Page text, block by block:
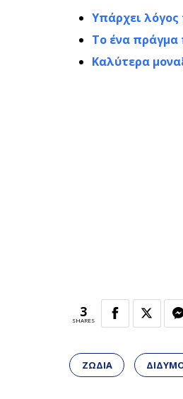
Υπάρχει λόγος
Το ένα πράγμα
Καλύτερα
3
SHARES
ΖΩΔΙΑ